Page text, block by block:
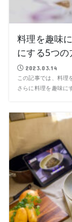
料理を趣味
にする5つの
2023.03.14
この記事では、料理
さらに料理を趣味に